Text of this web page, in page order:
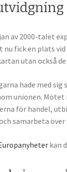
av 2000-talet
fick en plats vid
utan också
hade med
unionen. Mötet
för handel,
samarbeta över
kan